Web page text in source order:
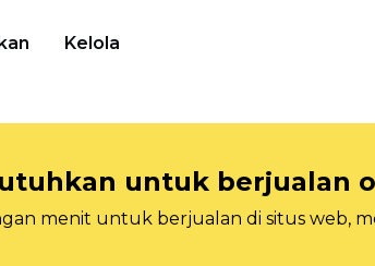
Kelola
untuk berjualan
menit untuk berjualan di situs web,